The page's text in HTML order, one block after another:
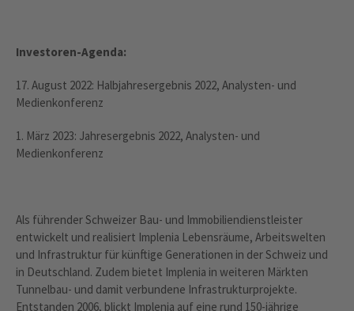
Investoren-Agenda:
17. August 2022: Halbjahresergebnis 2022, Analysten- und
Medienkonferenz
1. März 2023: Jahresergebnis 2022, Analysten- und
Medienkonferenz
Als führender Schweizer Bau- und Immobiliendienstleister
entwickelt und realisiert Implenia Lebensräume, Arbeitswelten
und Infrastruktur für künftige Generationen in der Schweiz und
in Deutschland. Zudem bietet Implenia in weiteren Märkten
Tunnelbau- und damit verbundene Infrastrukturprojekte.
Entstanden 2006, blickt Implenia auf eine rund 150-jährige